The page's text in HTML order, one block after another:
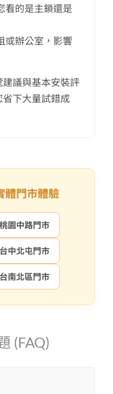
看的是主鎖還是
或辦公室，影響
議與基本安裝評
下大量試錯成
體門市體驗
園中路門市
中北屯門市
南北區門市
(FAQ)